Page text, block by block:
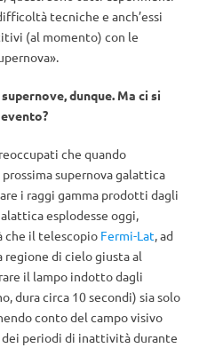
tecniche e anch’essi
(al momento) con le
dunque. Ma ci si
che quando
supernova galattica
i raggi gamma prodotti dagli
esplodesse oggi,
che il telescopio Fermi-Lat, ad
regione di cielo giusta al
il lampo indotto dagli
dura circa 10 secondi) sia solo
conto del campo visivo
periodi di inattività durante